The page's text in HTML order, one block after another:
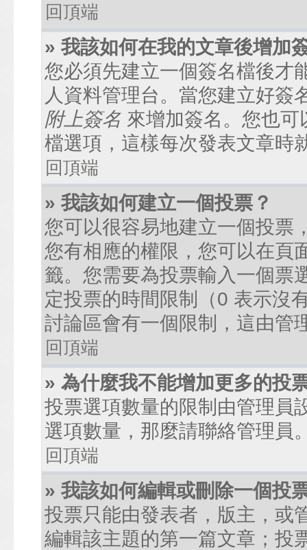
回頂端
» 我該如何在我的文章後增加
您必須先建立一個簽名檔後才
人資料管理台。當您建立好簽
附上簽名 來增加簽名。您也
檔選項，這樣每次發表文章時
回頂端
» 我該如何建立一個投票？
您可以很容易地建立一個投票
您有相應的權限，您可以在頁
籤。您需要為投票輸入一個票
定投票的時間限制（0 表示沒
討論區會有一個限制，這由管
回頂端
» 為什麼我不能增加更多的投
投票選項數量的限制由管理員
選項數量，那麼請聯絡管理員
回頂端
» 我該如何編輯或刪除一個投
投票只能由發表者，版主，或
編輯該主題的第一篇文章；投